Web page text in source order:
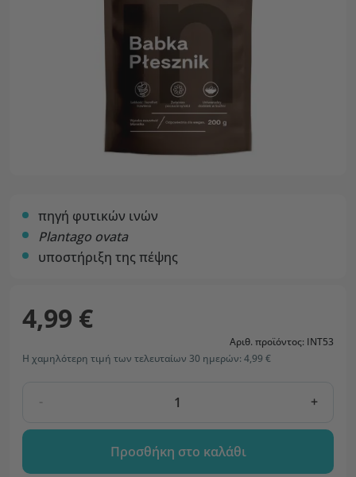
πηγή φυτικών ινών
Plantago ovata
υποστήριξη της πέψης
4,99 €
Αριθ. προϊόντος: INT53
Η χαμηλότερη τιμή των τελευταίων 30 ημερών: 4,99 €
- +
Προσθήκη στο καλάθι